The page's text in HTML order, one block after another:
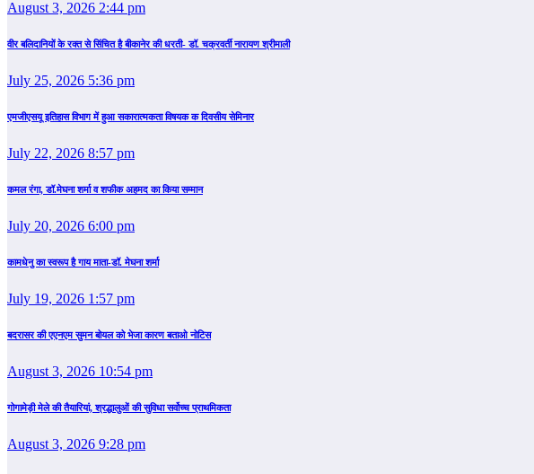
August 3, 2026 2:44 pm
वीर बलिदानियों के रक्त से सिंचित है बीकानेर की धरती- डॉ. चक्रवर्ती नारायण श्रीमाली
July 25, 2026 5:36 pm
एमजीएसयू इतिहास विभाग में हुआ सकारात्मकता विषयक क दिवसीय सेमिनार
July 22, 2026 8:57 pm
कमल रंगा, डॉ.मेघना शर्मा व शफीक अहमद का किया सम्‍मान
July 20, 2026 6:00 pm
कामधेनु का स्वरूप है गाय माता-डॉ. मेघना शर्मा
July 19, 2026 1:57 pm
बदरासर की एएनएम सुमन बोयल को भेजा कारण बताओ नोटिस
August 3, 2026 10:54 pm
गोगामेड़ी मेले की तैयारियां, श्रद्धालुओं की सुविधा सर्वोच्च प्राथमिकता
August 3, 2026 9:28 pm